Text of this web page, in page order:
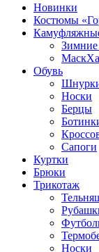
Новинки
Костюмы
Обувь
Носки
Берцы
Сапоги
Куртки
Брюки
Трикотаж
Носки